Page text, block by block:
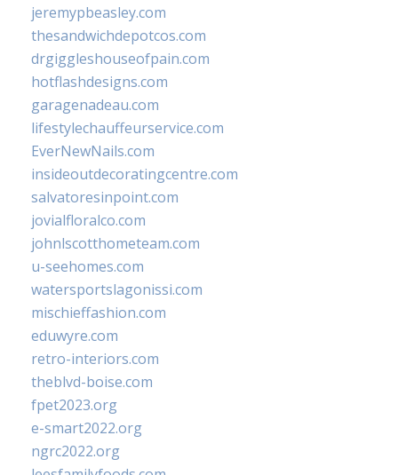
jeremypbeasley.com
thesandwichdepotcos.com
drgiggleshouseofpain.com
hotflashdesigns.com
garagenadeau.com
lifestylechauffeurservice.com
EverNewNails.com
insideoutdecoratingcentre.com
salvatoresinpoint.com
jovialfloralco.com
johnlscotthometeam.com
u-seehomes.com
watersportslagonissi.com
mischieffashion.com
eduwyre.com
retro-interiors.com
theblvd-boise.com
fpet2023.org
e-smart2022.org
ngrc2022.org